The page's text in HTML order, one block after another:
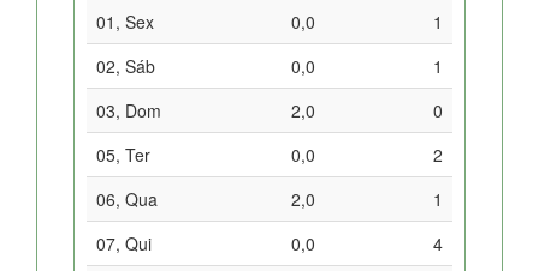
01, Sex
0,0
1
02, Sáb
0,0
1
03, Dom
2,0
0
05, Ter
0,0
2
06, Qua
2,0
1
07, Qui
0,0
4